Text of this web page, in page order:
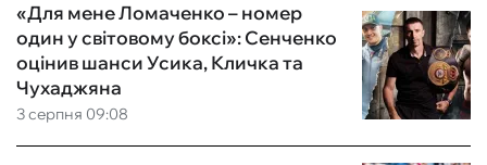
3 серпня 09:08
«Для мене Ломаченко – номер
один у світовому боксі»: Сенченко
оцінив шанси Усика, Кличка та
Чухаджяна